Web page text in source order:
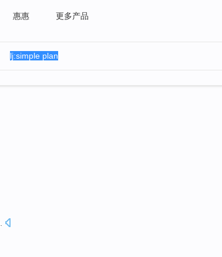
惠惠 更多产品